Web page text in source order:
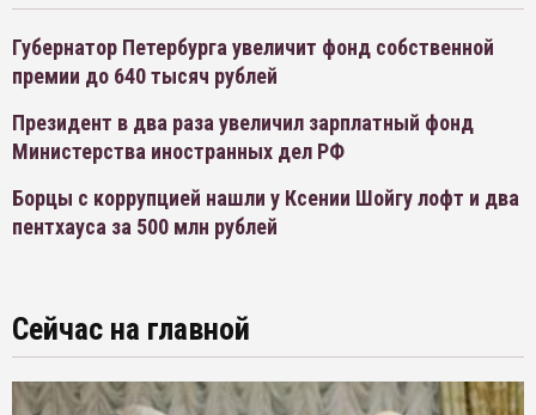
Губернатор Петербурга увеличит фонд собственной
премии до 640 тысяч рублей
Президент в два раза увеличил зарплатный фонд
Министерства иностранных дел РФ
Борцы с коррупцией нашли у Ксении Шойгу лофт и два
пентхауса за 500 млн рублей
Сейчас на главной